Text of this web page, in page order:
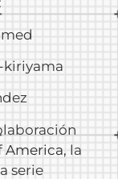
kiriyama
America, la
serie